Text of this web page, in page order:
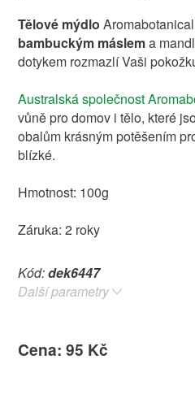
Tělové mýdlo
bambuckým máslema
dotykem rozmazlí Vaši
Australská společnost
vůně pro domov i tělo, které
obalům krásným potěšením
blízké.
Hmotnost: 100g
Záruka: 2 roky
Kód:dek6447
Další parametry
Cena: 95 Kč